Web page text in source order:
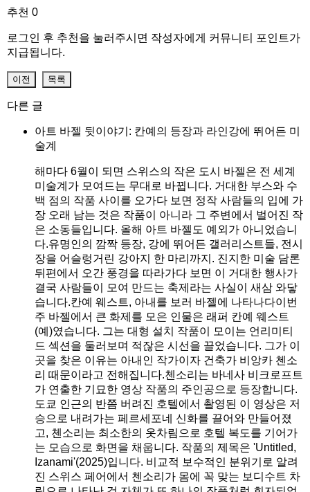
추천 0
로그인 후 추천을 눌러주시면 작성자에게 커뮤니티 포인트가
지급됩니다.
이전 목록
다른 글
아트 바젤 뒷이야기: 칸예의 등장과 라인강에 뛰어든 미
술계
해마다 6월이 되면 스위스의 작은 도시 바젤은 전 세계
미술계가 모여드는 무대로 바뀝니다. 거대한 부스와 수
백 점의 작품 사이를 오가다 보면 정작 사람들의 입에 가
장 오래 남는 것은 작품이 아니라 그 주변에서 벌어진 작
은 소동들입니다. 올해 아트 바젤도 예외가 아니었습니
다.유명인의 깜짝 등장, 강에 뛰어든 갤러리스트들, 전시
장을 어슬렁거린 강아지 한 마리까지. 진지한 미술 담론
뒤편에서 오간 풍경을 따라가다 보면 이 거대한 행사가
결국 사람들이 모여 만드는 축제라는 사실이 새삼 와닿
습니다.칸예 웨스트, 아내를 보러 바젤에 나타나다이번
주 바젤에서 큰 화제를 모은 인물은 래퍼 칸예 웨스트
(예)였습니다. 그는 대형 설치 작품이 모이는 언리미티
드 섹션을 둘러보며 적잖은 시선을 끌었습니다. 그가 이
곳을 찾은 이유는 아내인 작가이자 건축가 비앙카 첸소
리 때문이라고 전해집니다.첸소리는 바네사 비크로프트
가 연출한 기묘한 영상 작품의 주인공으로 등장합니다.
도쿄 인근의 반쯤 버려진 호텔에서 촬영된 이 영상은 저
승으로 내려가는 페르세포네 신화를 끌어와 만들어졌
고, 첸소리는 최소한의 옷차림으로 호텔 복도를 기어가
는 모습으로 화면을 채웁니다. 작품의 제목은 'Untitled,
Izanami'(2025)입니다. 비교적 보수적인 분위기로 알려
진 스위스 페어에서 첸소리가 몸에 꼭 맞는 보디수트 차